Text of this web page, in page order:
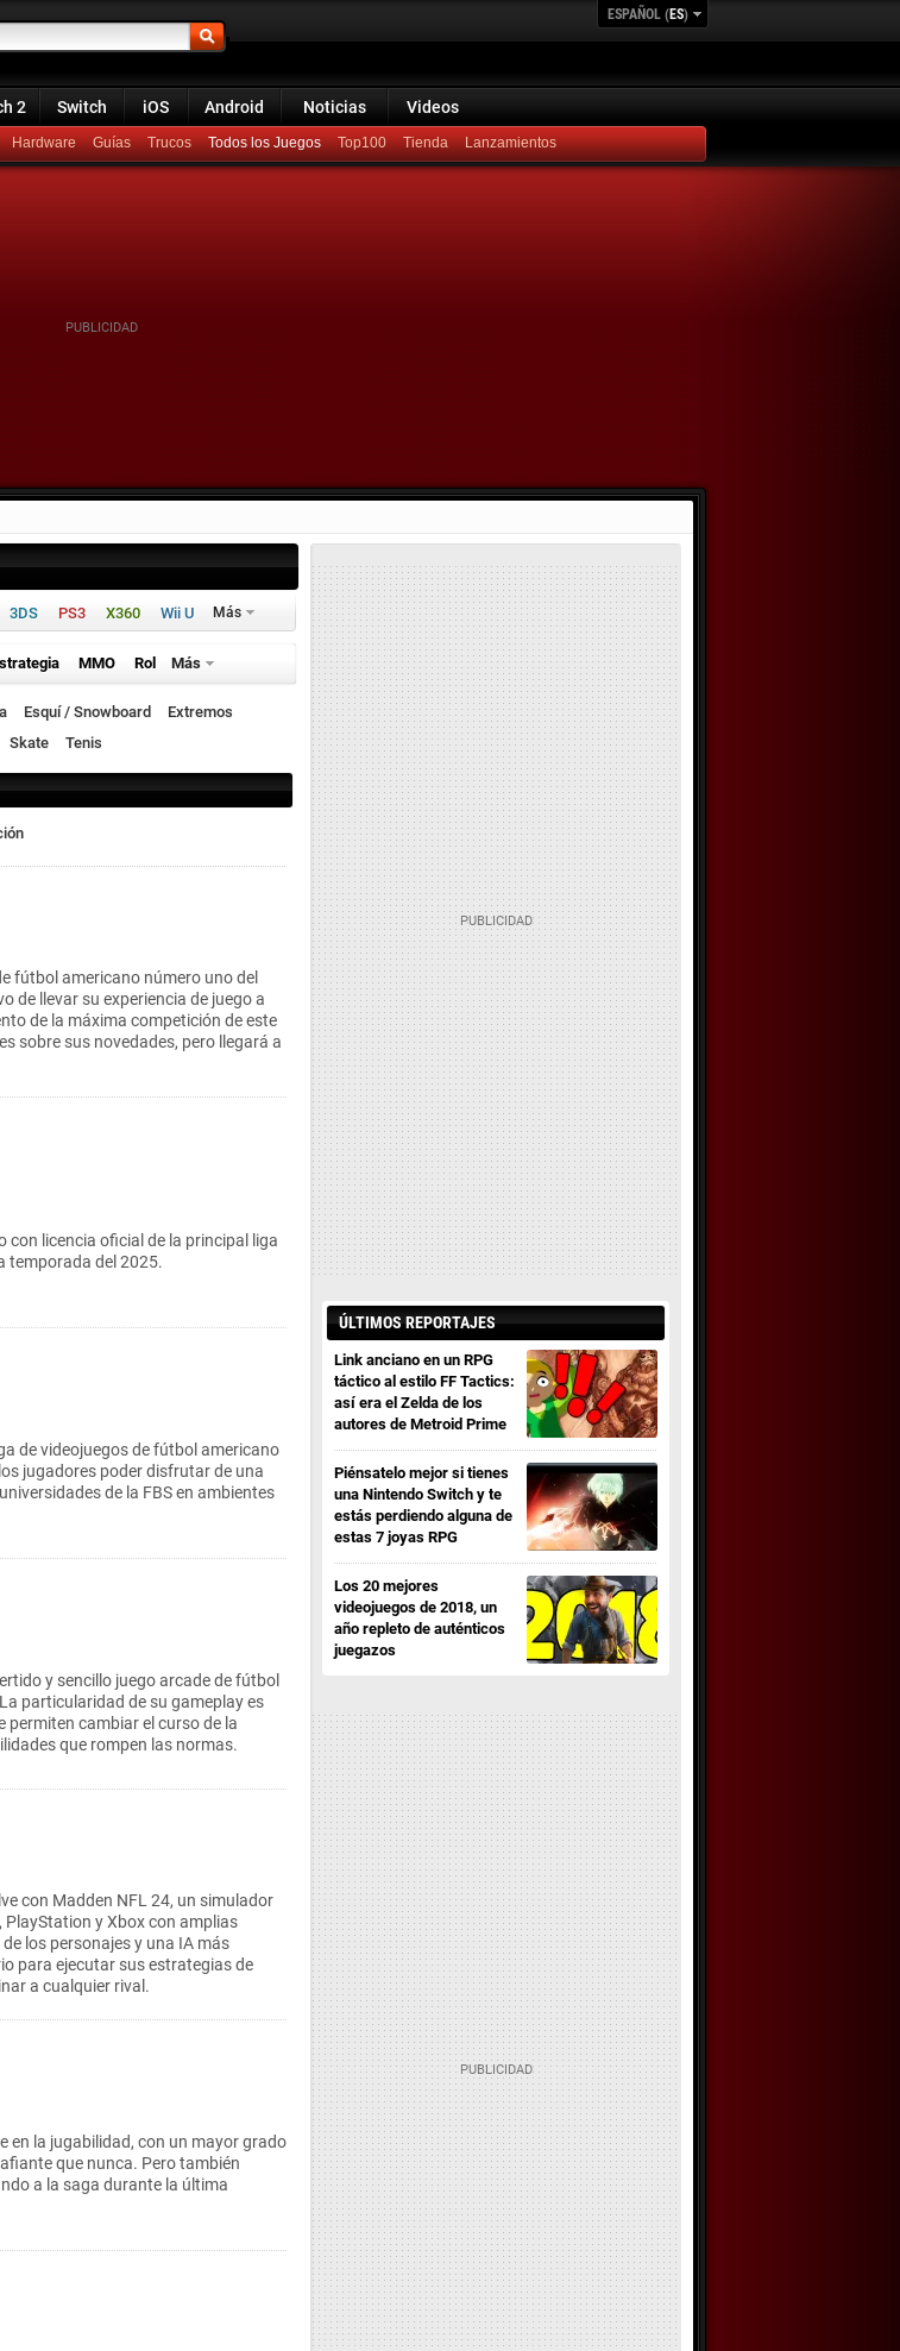
ESPAÑOL (ES)
2 Switch iOS Android Noticias Videos
Hardware Guías Trucos Todos los Juegos Top100 Lanzamientos
3DS PS3 X360 Wii U Más
MMO Rol Más
Esquí / Snowboard
Extremos
Skate Tenis
fútbol americano número uno del
de llevar su experiencia de juego a
de la máxima competición de este
sobre sus novedades, pero llegará a
con licencia oficial de la principal liga
temporada del 2025.
de videojuegos de fútbol americano
jugadores poder disfrutar de una
de la FBS en ambientes
y sencillo juego arcade de fútbol
particularidad de su gameplay es
permiten cambiar el curso de la
que rompen las normas.
con Madden NFL 24, un simulador
PlayStation y Xbox con amplias
los personajes y una IA más
para ejecutar sus estrategias de
a cualquier rival.
en la jugabilidad, con un mayor grado
que nunca. Pero también
a la saga durante la última
ÚLTIMOS REPORTAJES
Link anciano en un RPG
táctico al estilo FF Tactics:
así era el Zelda de los
autores de Metroid Prime
Piénsatelo mejor si tienes
una Nintendo Switch y te
estás perdiendo alguna de
estas 7 joyas RPG
Los 20 mejores
videojuegos de 2018, un
año repleto de auténticos
juegazos